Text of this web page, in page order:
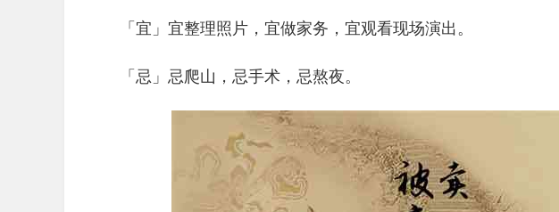
「宜」宜整理照片，宜做家务，宜观看现场演出。
「忌」忌爬山，忌手术，忌熬夜。